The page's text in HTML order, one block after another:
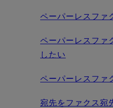
ペーパーレスファ
ペーパーレスファ
したい
ペーパーレスファ
宛先をファクス宛